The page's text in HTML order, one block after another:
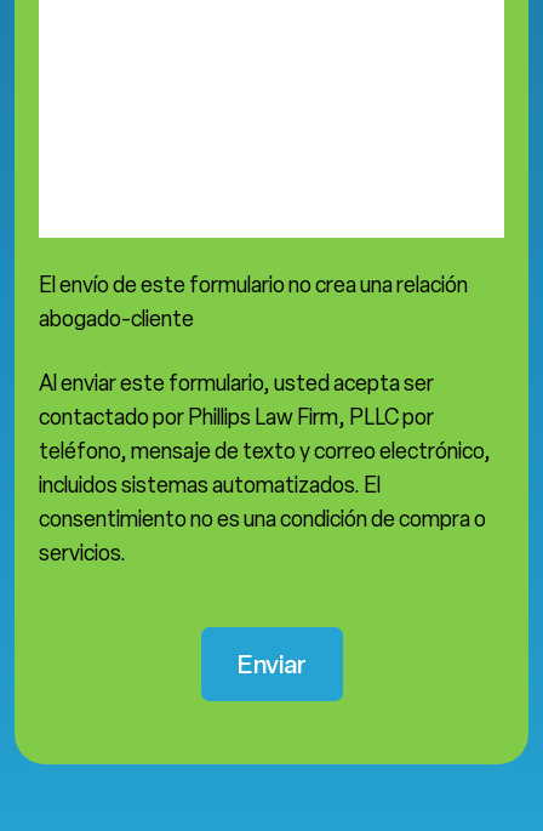
El envío de este formulario no crea una relación
abogado-cliente
Al enviar este formulario, usted acepta ser
contactado por Phillips Law Firm, PLLC por
teléfono, mensaje de texto y correo electrónico,
incluidos sistemas automatizados. El
consentimiento no es una condición de compra o
servicios.